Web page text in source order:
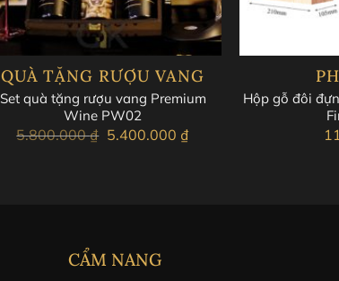
QUÀ TẶNG RƯỢU VANG
Set quà tặng rượu vang Premium
Wine PW02
5.800.000₫ Giá
gốc
5.400.000 ₫Giá
Hộp gỗ đôi
CẨM NANG